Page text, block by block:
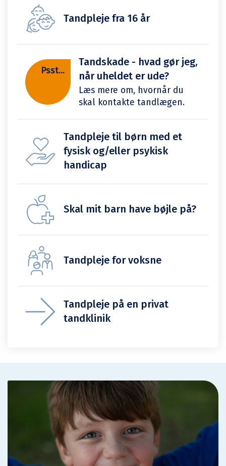
Tandpleje fra 16 år
Psst...
Tandskade - hvad gør jeg,
når uheldet er ude?
Læs mere om, hvornår du
skal kontakte tandlægen.
Tandpleje til børn med et
fysisk og/eller psykisk
handicap
Skal mit barn have bøjle på?
Tandpleje for voksne
Tandpleje på en privat
tandklinik